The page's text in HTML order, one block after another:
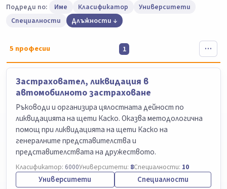
Подреди по: Име Класификатор
Университети
Специалности
Длъжности
5 професии 1
Застраховател, ликвидация в
автомобилното застраховане
Ръководи и организира цялостната дейност по
ликвидацията на щети Каско. Оказва методологична
помощ при ликвидацията на щети Каско на
генералните представителства и
представителствата на дружеството.
Класификатор: 6000Университети: 8Специалности: 10
Университети Специалности